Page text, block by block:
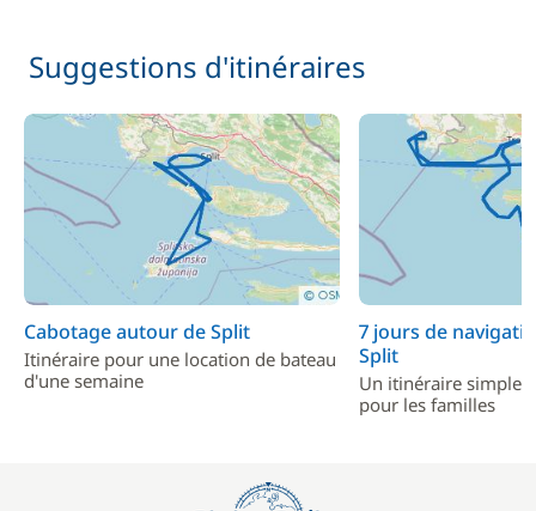
Suggestions d'itinéraires
Cabotage autour de Split
Itinéraire pour une location de bateau
d'une semaine
7 jours de
Split
Un itinéraire simple
pour les familles